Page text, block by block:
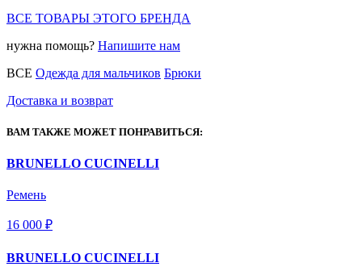
ВСЕ ТОВАРЫ ЭТОГО БРЕНДА
нужна помощь? Напишите нам
ВСЕ Одежда для мальчиков Брюки
Доставка и возврат
ВАМ ТАКЖЕ МОЖЕТ ПОНРАВИТЬСЯ:
BRUNELLO CUCINELLI
Ремень
16 000 ₽
BRUNELLO CUCINELLI